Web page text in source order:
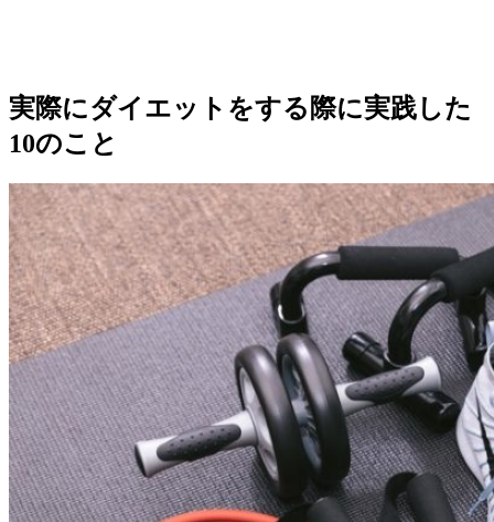
実際にダイエットをする際に実践した
10のこと